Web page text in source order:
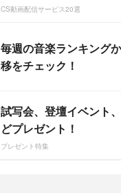
CS動画配信サービス20選
毎週の音楽ランキング
移をチェック！
試写会、登壇イベント
どプレゼント！
プレゼント特集